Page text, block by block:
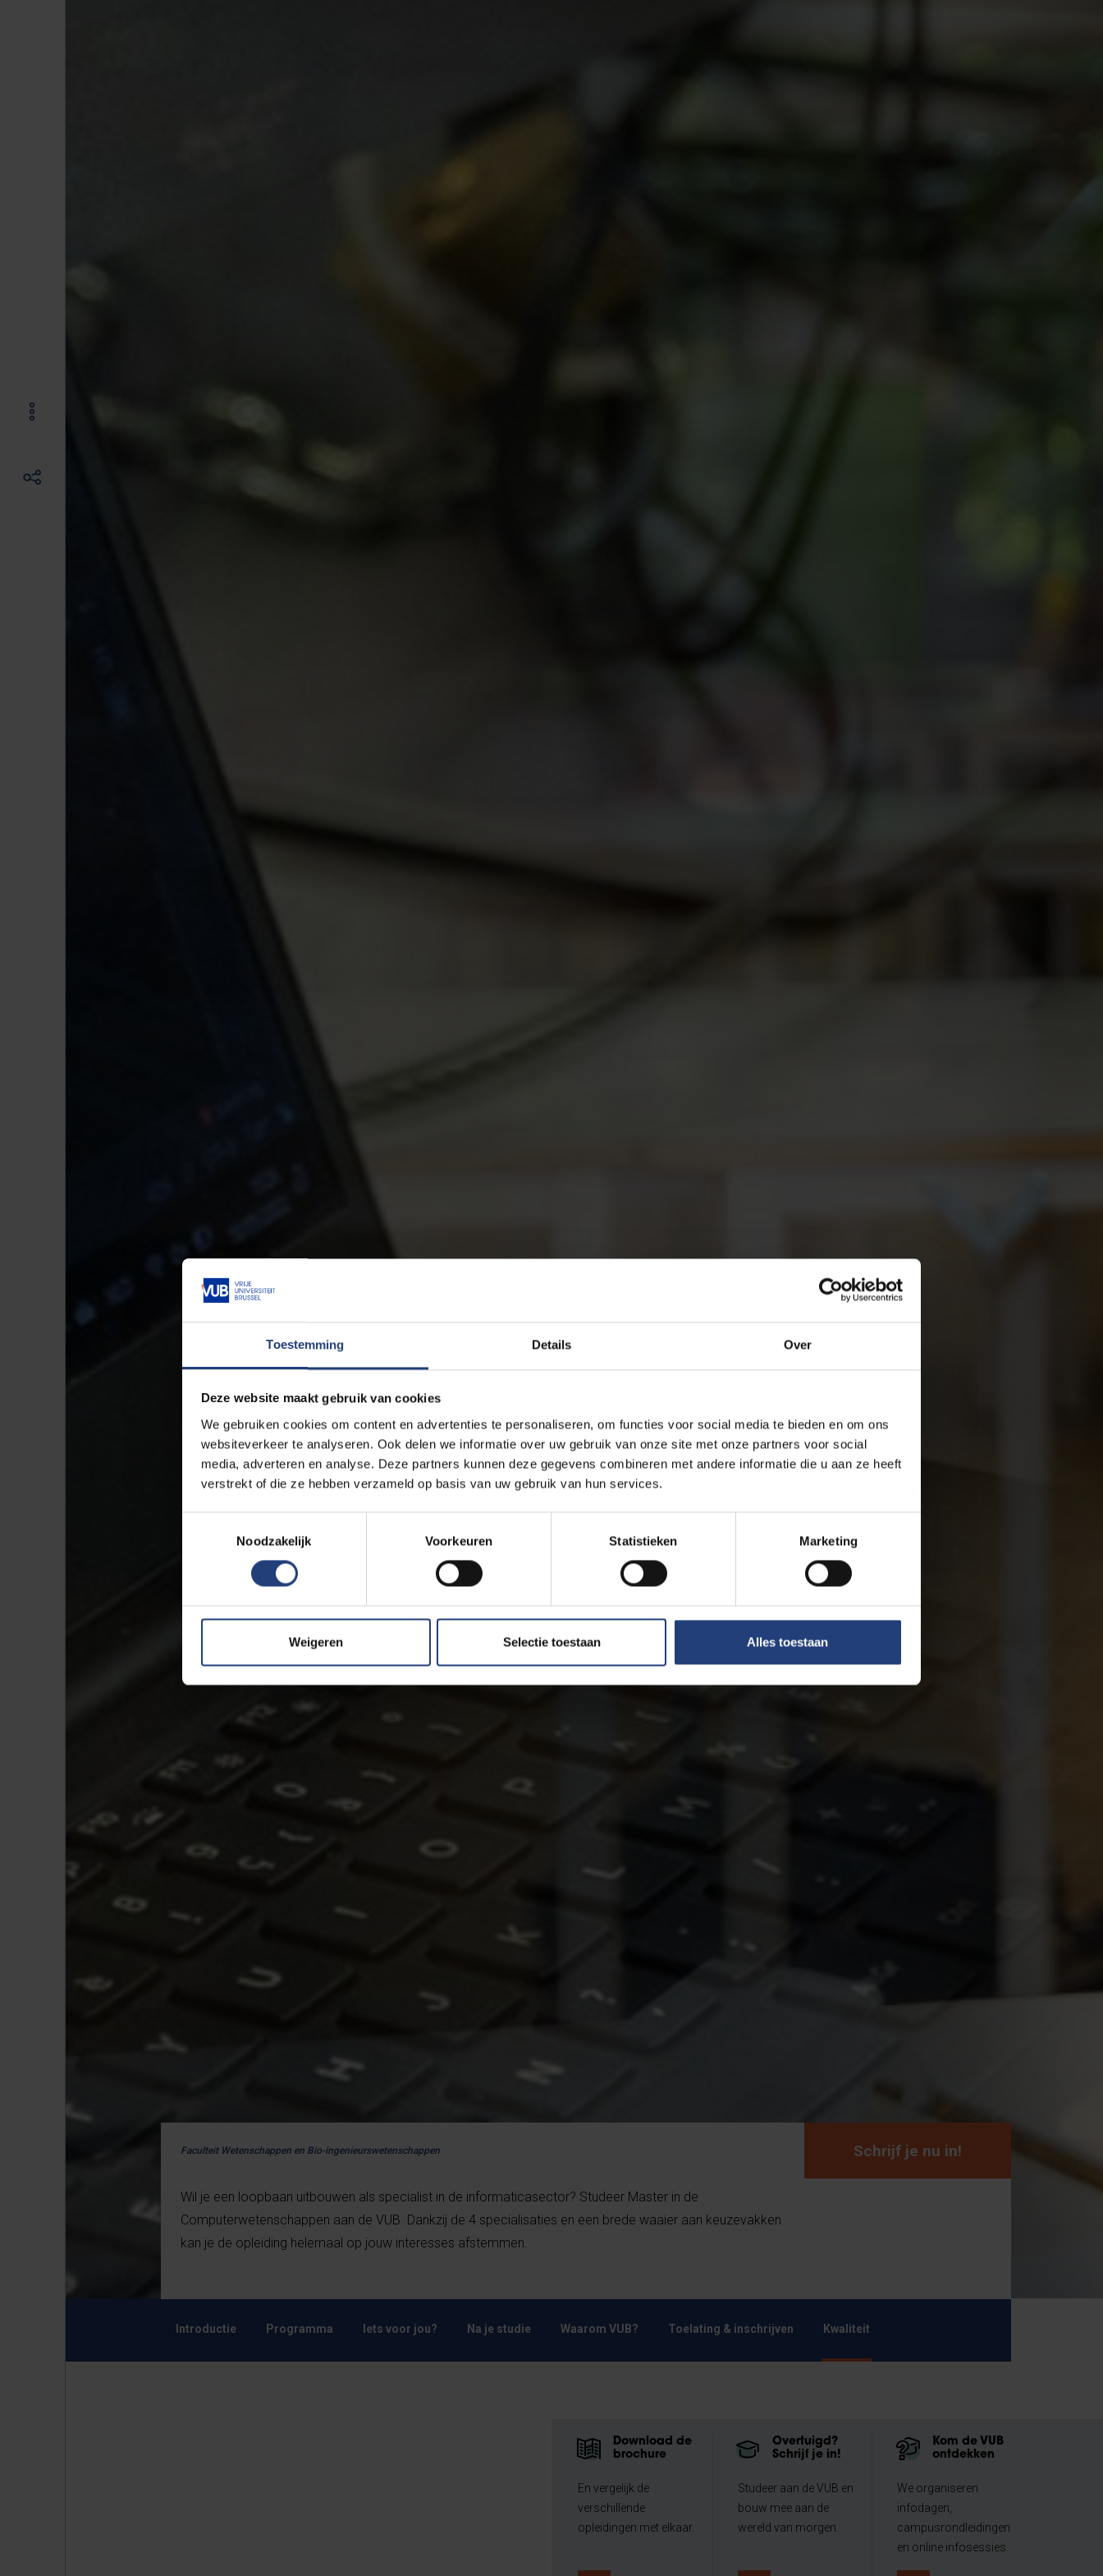
Toestemming Details Over
Deze website maakt gebruik van cookies
We gebruiken cookies om content en advertenties te personaliseren, om functies voor social media te bieden en om ons
websiteverkeer te analyseren. Ook delen we informatie over uw gebruik van onze site met onze partners voor social
media, adverteren en analyse. Deze partners kunnen deze gegevens combineren met andere informatie die u aan ze heeft
verstrekt of die ze hebben verzameld op basis van uw gebruik van hun services.
Noodzakelijk
Voorkeuren Statistieken Marketing
Weigeren Selectie toestaan Alles toestaan
Faculteit Wetenschappen en Bio-ingenieurswetenschappen
Wil je een loopbaan uitbouwen als specialist in de informaticasector? Studeer Master in de
Computerwetenschappen aan de VUB. Dankzij de 4 specialisaties en een brede waaier aan keuzevakken
kan je de opleiding helemaal op jouw interesses afstemmen.
Schrijf je nu in!
Introductie Programma Iets voor jou? Na je studie Waarom VUB? Toelating & inschrijven Kwaliteit
Download de
brochure
En vergelijk de
verschillende
opleidingen met elkaar.
Overtuigd?
Schrijf je in!
Studeer aan de VUB en
bouw mee aan de
wereld van morgen.
Kom de VUB
ontdekken
We organiseren
infodagen,
campusrondleidingen
en online infosessies.